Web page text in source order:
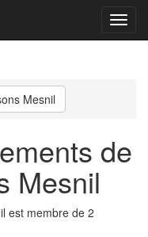
Menu
Mesnil
de
Mesnil
est membre de 2